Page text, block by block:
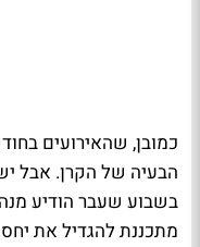
כמובן, שהאירועים
הבעיה של הקרן. אבל
בשבוע שעבר הודיע
מתכננת להגדיל את